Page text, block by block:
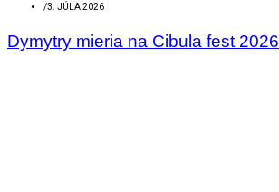
/3. JÚLA 2026
Dymytry mieria na Cibula fest 2026